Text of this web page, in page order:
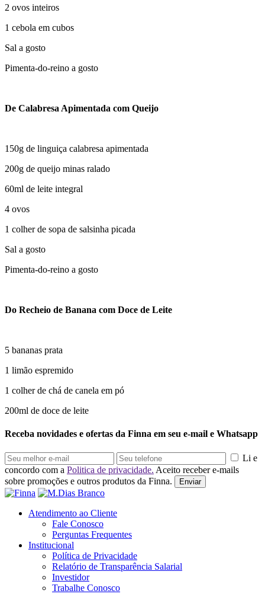
2 ovos inteiros
1 cebola em cubos
Sal a gosto
Pimenta-do-reino a gosto
De Calabresa Apimentada com Queijo
150g de linguiça calabresa apimentada
200g de queijo minas ralado
60ml de leite integral
4 ovos
1 colher de sopa de salsinha picada
Sal a gosto
Pimenta-do-reino a gosto
Do Recheio de Banana com Doce de Leite
5 bananas prata
1 limão espremido
1 colher de chá de canela em pó
200ml de doce de leite
Receba novidades e ofertas da Finna em seu e-mail e Whatsapp
Li e
concordo com a Politica de privacidade. Aceito receber e-mails
sobre promoções e outros produtos da Finna.
Enviar
Atendimento ao Cliente
Fale Conosco
Perguntas Frequentes
Institucional
Política de Privacidade
Relatório de Transparência Salarial
Investidor
Trabalhe Conosco